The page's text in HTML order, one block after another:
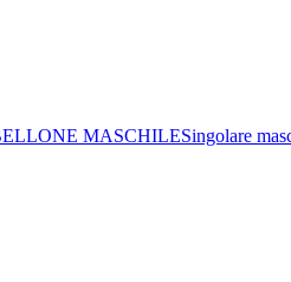
MASCHILESingolare